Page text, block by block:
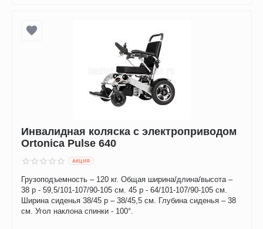
Инвалидная коляска с электроприводом
Ortonica Pulse 640
AКЦИЯ
Грузоподъемность – 120 кг. Общая ширина/длина/высота –
38 р - 59,5/101-107/90-105 см. 45 р - 64/101-107/90-105 см.
Ширина сиденья 38/45 р – 38/45,5 см. Глубина сиденья – 38
см. Угол наклона спинки - 100°.